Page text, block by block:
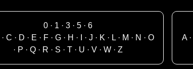
0 · 1 ·3 ·5 ·6
· C · D · E · F· G· H · · J · K · L· M · N · O
· P ·Q · R · S ·T · U ·V ·W ·Z
A·